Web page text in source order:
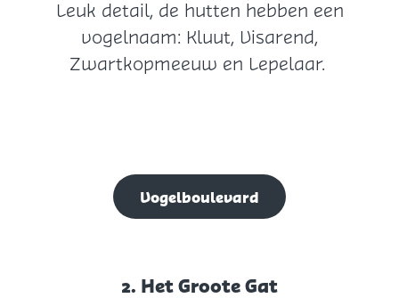
a
g
e
a
t
Leuk detail, de hutten hebben een
vogelnaam: Kluut, Visarend,
Zwartkopmeeuw en Lepelaar.
Vogelboulevard
2. Het Groote Gat